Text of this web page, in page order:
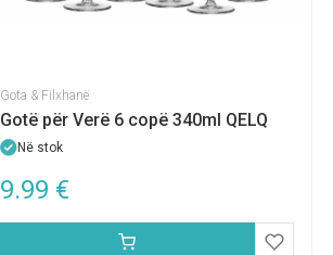
Gota & Filxhanë
Gotë për Verë 6 copë 340ml QELQ
Në stok
9.99 €